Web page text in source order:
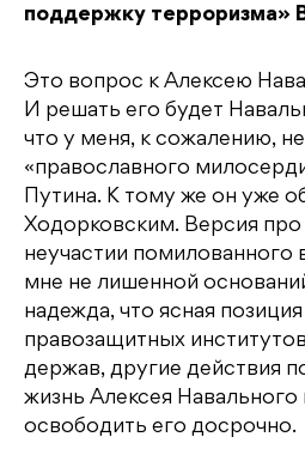
поддержку терроризма»
Это вопрос к Алексею
И решать его будет
что у меня, к сожалению,
«православного
Путина. К тому же он уже
Ходорковским. Версия
неучастии помилованного
мне не лишенной
надежда, что ясная
правозащитных
держав, другие действия
жизнь Алексея Навального
освободить его досрочно.